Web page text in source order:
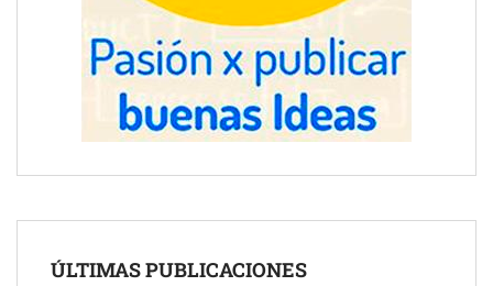
ÚLTIMAS PUBLICACIONES